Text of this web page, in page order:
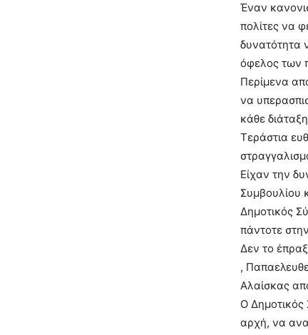
Έναν
πολίτες να
δυνατότητα
όφελος των
Περίμενα
να
κάθε
Τεράστια
Είχαν την
Συμβουλίου
Δημοτικός
πάντοτε
Δεν το
,
Αλαίσκας
Ο Δημοτικός
αρχή, να